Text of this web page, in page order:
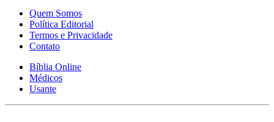
Quem Somos
Política Editorial
Termos e Privacidade
Contato
Bíblia Online
Médicos
Usante